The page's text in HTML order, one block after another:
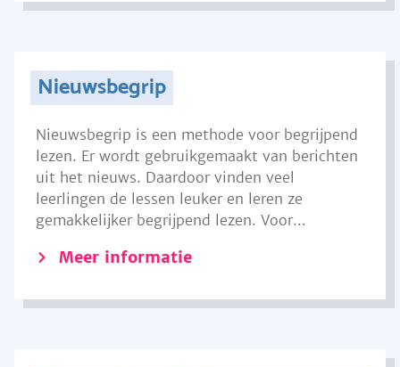
Nieuwsbegrip
Nieuwsbegrip is een methode voor begrijpend
lezen. Er wordt gebruikgemaakt van berichten
uit het nieuws. Daardoor vinden veel
leerlingen de lessen leuker en leren ze
gemakkelijker begrijpend lezen. Voor...
Meer informatie